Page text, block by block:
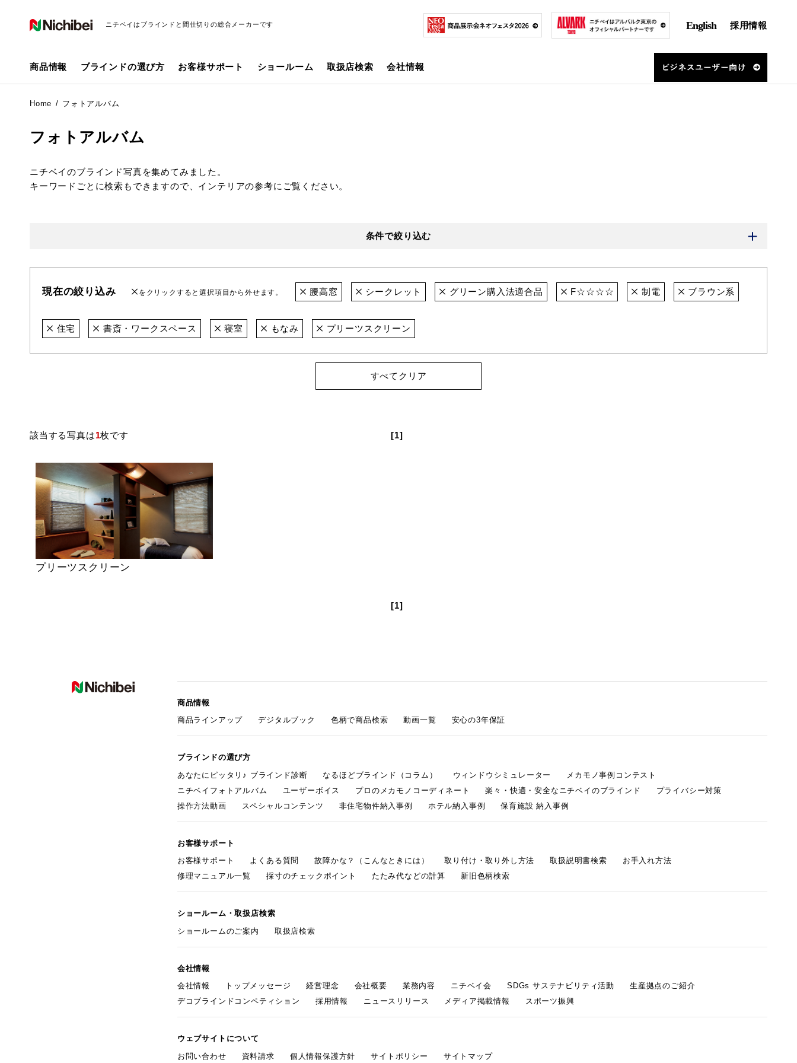
ニチベイはブラインドと間仕切りの総合メーカーです English 採用情報
商品情報 ブラインドの選び方 お客様サポート ショールーム 取扱店検索 会社情報
Home フォトアルバム
フォトアルバム
ニチベイのブラインド写真を集めてみました。
キーワードごとに検索もできますので、インテリアの参考にご覧ください。
条件で絞り込む
現在の絞り込み をクリックすると選択項目から外せます。 腰高窓 シークレット グリーン購入法適合品 F☆☆☆☆ 制電 ブラウン系
住宅 書斎・ワークスペース 寝室 もなみ プリーツスクリーン
すべてクリア
該当する写真は1枚です [1]
プリーツスクリーン
[1]
商品情報
商品ラインアップ
デジタルブック 色柄で商品検索 動画一覧 安心の3年保証
ブラインドの選び方
あなたにピッタリ♪ ブラインド診断
なるほどブラインド（コラム） ウィンドウシミュレーター
メカモノ事例コンテスト
ニチベイフォトアルバム
ユーザーボイス プロのメカモノコーディネート 楽々・快適・安全なニチベイのブラインド
プライバシー対策
操作方法動画
スペシャルコンテンツ 非住宅物件納入事例 ホテル納入事例 保育施設 納入事例
お客様サポート
お客様サポート
よくある質問 故障かな？（こんなときには） 取り付け・取り外し方法 取扱説明書検索
お手入れ方法
修理マニュアル一覧
採寸のチェックポイント たたみ代などの計算 新旧色柄検索
ショールーム・取扱店検索
ショールームのご案内
取扱店検索
会社情報
会社情報
トップメッセージ 経営理念 会社概要 業務内容 ニチベイ会 SDGs サステナビリティ活動
生産拠点のご紹介
デコブラインドコンペティション
採用情報 ニュースリリース メディア掲載情報 スポーツ振興
ウェブサイトについて
お問い合わせ
資料請求 個人情報保護方針 サイトポリシー サイトマップ